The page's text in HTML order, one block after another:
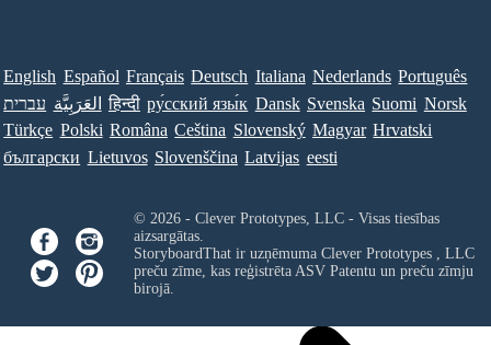
English Español Français Deutsch Italiana Nederlands Português
עברית العَرَبِيَّة हिन्दी ру́сский язы́к Dansk Svenska Suomi Norsk
Türkçe Polski Româna Ceština Slovenský Magyar Hrvatski
български Lietuvos Slovenščina Latvijas eesti
© 2026 - Clever Prototypes, LLC - Visas tiesības
aizsargātas.
StoryboardThat ir uzņēmuma Clever Prototypes , LLC
preču zīme, kas reģistrēta ASV Patentu un preču zīmju
birojā.